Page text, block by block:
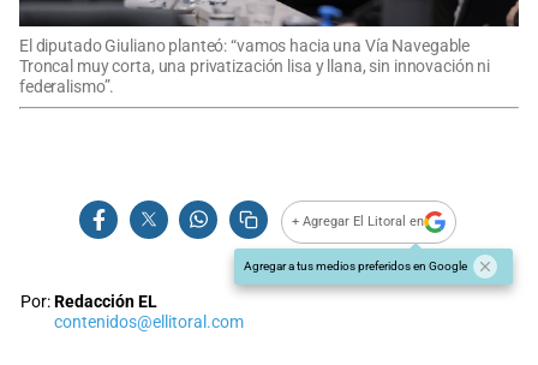
El diputado Giuliano planteó: “vamos hacia una Vía Navegable
Troncal muy corta, una privatización lisa y llana, sin innovación ni
federalismo”.
+ Agregar El Litoral en
Agregar a tus medios preferidos en Google
Por:Redacción EL
contenidos@ellitoral.com